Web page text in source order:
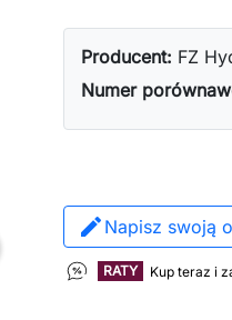
Producent: FZ
Numer
Napisz swoją
RATY Kup teraz i